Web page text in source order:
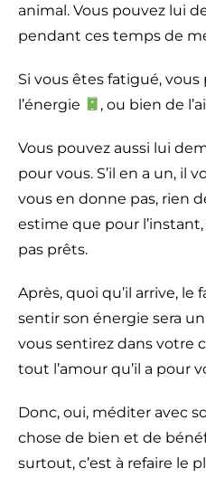
animal. Vous pouvez lui
pendant ces temps de
Si vous êtes fatigué,
l’énergie
, ou bien de
Vous pouvez aussi lui
pour vous. S’il en a un, il
vous en donne pas, rien
estime que pour l’instant,
pas prêts.
Après, quoi qu’il arrive,
sentir son énergie sera
vous sentirez dans votre
tout l’amour qu’il a pour
Donc, oui, méditer avec
chose de bien et de
surtout, c’est à refaire le